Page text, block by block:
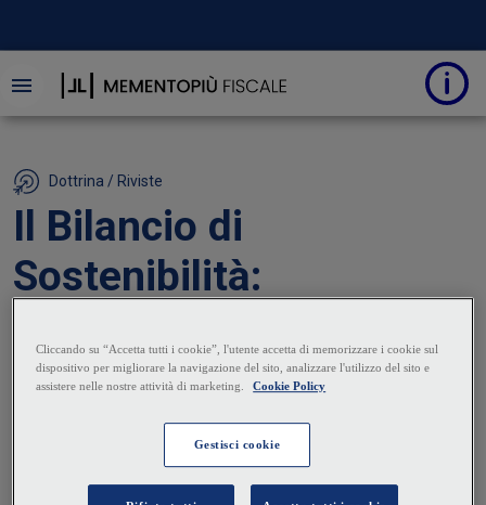
Dottrina / Riviste
Il Bilancio di
Sostenibilità:
panoramica sui
principali framework